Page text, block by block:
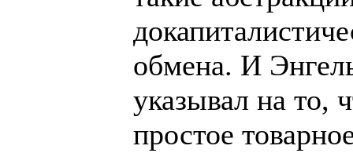
обмена. И
указывал на то,
простое